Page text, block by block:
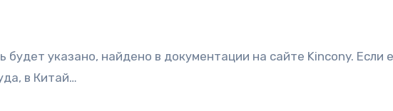
указано, найдено в документации на сайте Kincony. Если
в Китай…